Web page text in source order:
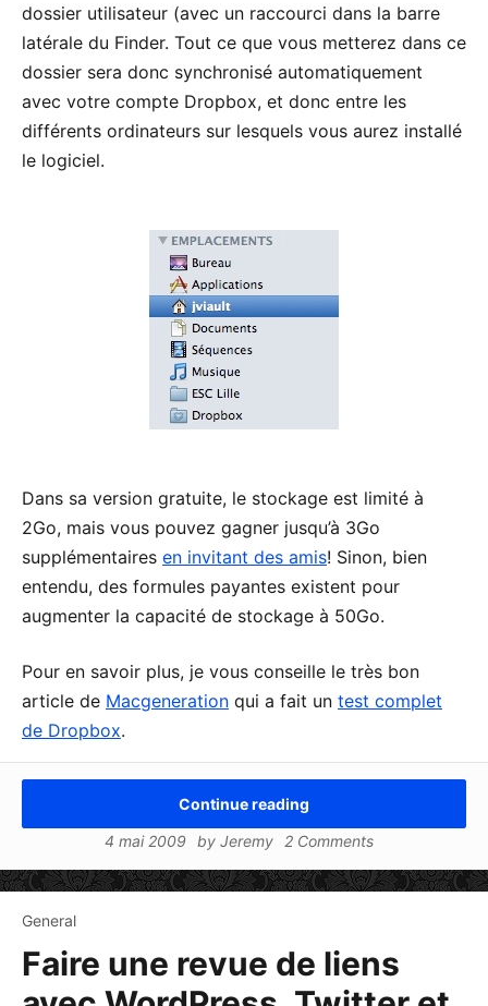
dossier utilisateur (avec un raccourci dans la barre
latérale du Finder. Tout ce que vous metterez dans ce
dossier sera donc synchronisé automatiquement
avec votre compte Dropbox, et donc entre les
différents ordinateurs sur lesquels vous aurez installé
le logiciel.
Dans sa version gratuite, le stockage est limité à
2Go, mais vous pouvez gagner jusqu’à 3Go
supplémentaires en invitant des amis! Sinon, bien
entendu, des formules payantes existent pour
augmenter la capacité de stockage à 50Go.
Pour en savoir plus, je vous conseille le très bon
article de Macgeneration qui a fait un test complet
de Dropbox.
Continue reading
4 mai 2009
by Jeremy 2 Comments
General
Faire une revue de liens